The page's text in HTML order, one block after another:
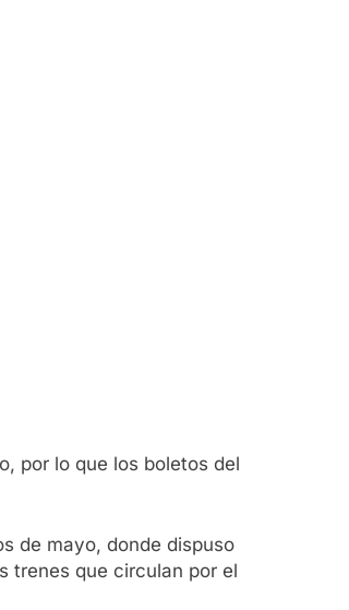
por lo que los boletos del
de mayo, donde dispuso
trenes que circulan por el